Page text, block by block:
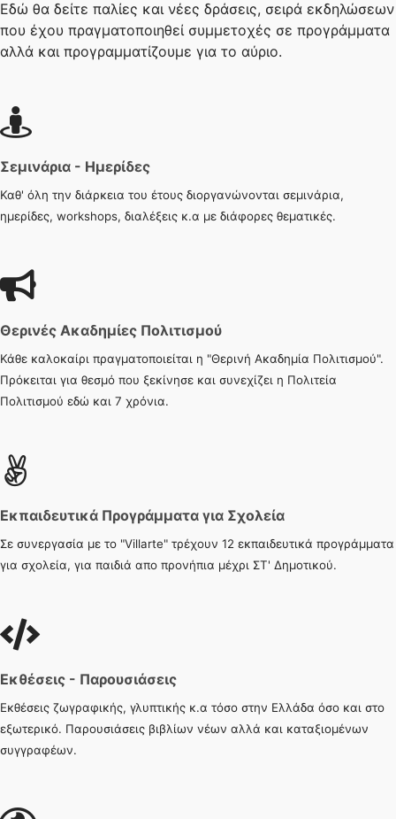
Εδώ θα δείτε παλίες και νέες δράσεις, σειρά εκδηλώσεων
που έχου πραγματοποιηθεί συμμετοχές σε προγράμματα
αλλά και προγραμματίζουμε για το αύριο.
Σεμινάρια - Ημερίδες
Καθ' όλη την διάρκεια του έτους διοργανώνονται σεμινάρια,
ημερίδες, workshops, διαλέξεις κ.α με διάφορες θεματικές.
Θερινές Ακαδημίες Πολιτισμού
Κάθε καλοκαίρι πραγματοποιείται η "Θερινή Ακαδημία Πολιτισμού".
Πρόκειται για θεσμό που ξεκίνησε και συνεχίζει η Πολιτεία
Πολιτισμού εδώ και 7 χρόνια.
Εκπαιδευτικά Προγράμματα για Σχολεία
Σε συνεργασία με το "Villarte" τρέχουν 12 εκπαιδευτικά προγράμματα
για σχολεία, για παιδιά απο προνήπια μέχρι ΣΤ' Δημοτικού.
Εκθέσεις - Παρουσιάσεις
Εκθέσεις ζωγραφικής, γλυπτικής κ.α τόσο στην Ελλάδα όσο και στο
εξωτερικό. Παρουσιάσεις βιβλίων νέων αλλά και καταξιομένων
συγγραφέων.